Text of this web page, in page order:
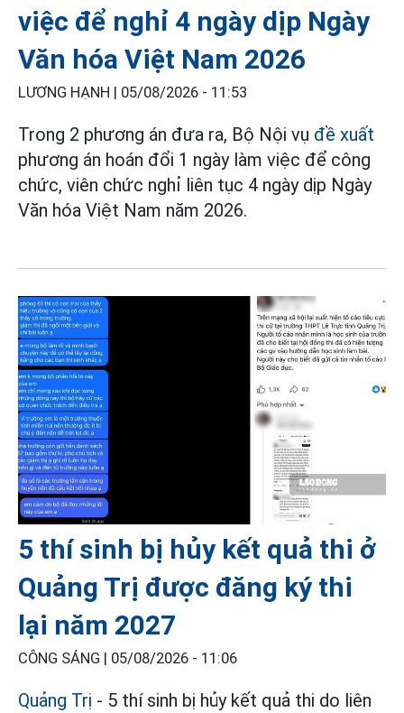
việc để nghỉ 4 ngày dịp Ngày
Văn hóa Việt Nam 2026
LƯƠNG HẠNH | 05/08/2026 - 11:53
Trong 2 phương án đưa ra, Bộ Nội vụ đề xuất
phương án hoán đổi 1 ngày làm việc để công
chức, viên chức nghỉ liên tục 4 ngày dịp Ngày
Văn hóa Việt Nam năm 2026.
5 thí sinh bị hủy kết quả thi ở
Quảng Trị được đăng ký thi
lại năm 2027
CÔNG SÁNG | 05/08/2026 - 11:06
Quảng Trị - 5 thí sinh bị hủy kết quả thi do liên